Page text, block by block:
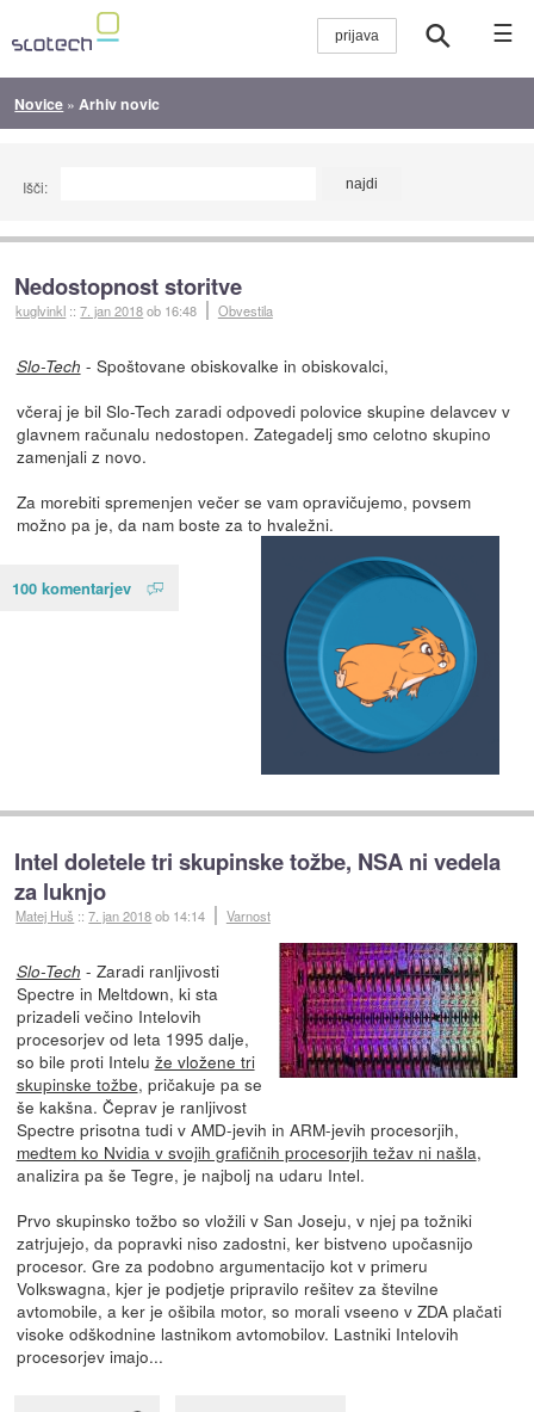
☰
Novice » Arhiv novic
Išči:
Nedostopnost storitve
kuglvinkl ::7. jan 2018ob 16:48 Obvestila
Slo-Tech - Spoštovane obiskovalke in obiskovalci,
včeraj je bil Slo-Tech zaradi odpovedi polovice skupine delavcev v
glavnem računalu nedostopen. Zategadelj smo celotno skupino
zamenjali z novo.
Za morebiti spremenjen večer se vam opravičujemo, povsem
možno pa je, da nam boste za to hvaležni.
100 komentarjev
Intel doletele tri skupinske tožbe, NSA ni vedela
za luknjo
Matej Huš ::7. jan 2018ob 14:14 Varnost
Slo-Tech - Zaradi ranljivosti
Spectre in Meltdown, ki sta
prizadeli večino Intelovih
procesorjev od leta 1995 dalje,
so bile proti Intelu že vložene tri
skupinske tožbe, pričakuje pa se
še kakšna. Čeprav je ranljivost
Spectre prisotna tudi v AMD-jevih in ARM-jevih procesorjih,
medtem ko Nvidia v svojih grafičnih procesorjih težav ni našla,
analizira pa še Tegre, je najbolj na udaru Intel.
Prvo skupinsko tožbo so vložili v San Joseju, v njej pa tožniki
zatrjujejo, da popravki niso zadostni, ker bistveno upočasnijo
procesor. Gre za podobno argumentacijo kot v primeru
Volkswagna, kjer je podjetje pripravilo rešitev za številne
avtomobile, a ker je ošibila motor, so morali vseeno v ZDA plačati
visoke odškodnine lastnikom avtomobilov. Lastniki Intelovih
procesorjev imajo...